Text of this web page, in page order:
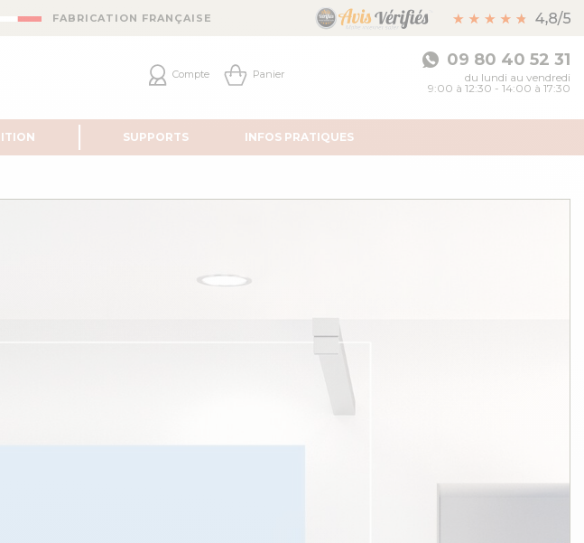
FABRICATION FRANÇAISE
Compte Panier
09 80 40 52 31
du lundi au vendredi
9:00 à 12:30 - 14:00 à 17:30
SUPPORTS INFOSPRATIQUES